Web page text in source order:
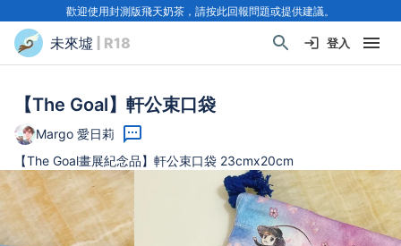
歡迎使用封測版飛天奶茶，請按此回報問題或提供建議。
未來墟 | R18 登入
【The Goal】軒公束口袋
Margo 愛日莉
【The Goal畫展紀念品】軒公束口袋 23cmx20cm